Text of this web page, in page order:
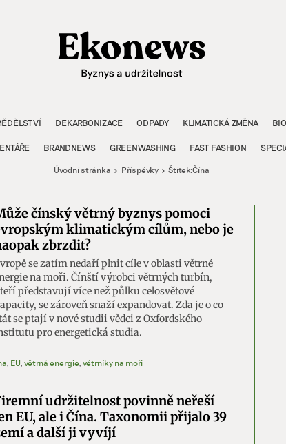
DEKARBONIZACE ODPADY KLIMATICKÁ ZMĚNA
BRANDNEWS GREENWASHING FAST FASHION
Úvodní stránka Příspěvky Štítek:Čína
čínský větrný byznys pomoci
klimatickým cílům, nebo je
zbrzdit?
se zatím nedaří plnit cíle v oblasti větrné
na moři. Čínští výrobci větrných turbín,
představují více než půlku celosvětové
se zároveň snaží expandovat. Zda je o co
se ptají v nové studii vědci z Oxfordského
pro energetická studia.
, EU, větrná energie, větrníky na moři
udržitelnost povinně neřeší
EU, ale i Čína. Taxonomii přijalo 39
a další ji vyvíjí